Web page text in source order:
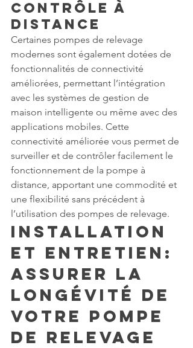
Contrôle à
Distance
Certaines pompes de relevage
modernes sont également dotées de
fonctionnalités de connectivité
améliorées, permettant l’intégration
avec les systèmes de gestion de
maison intelligente ou même avec des
applications mobiles. Cette
connectivité améliorée vous permet de
surveiller et de contrôler facilement le
fonctionnement de la pompe à
distance, apportant une commodité et
une flexibilité sans précédent à
l’utilisation des pompes de relevage.
Installation
et Entretien:
Assurer la
Longévité de
votre Pompe
de Relevage